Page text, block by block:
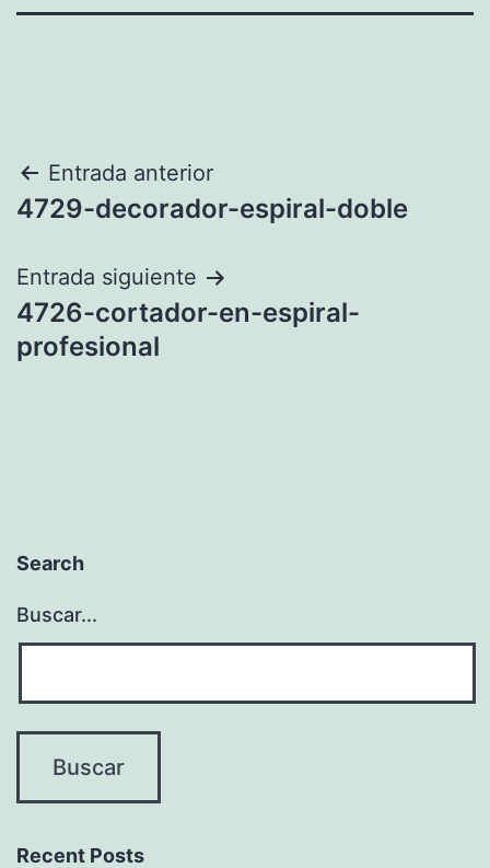
Navegación
de
entradas
Entrada anterior
4729-decorador-espiral-doble
Entrada siguiente
4726-cortador-en-espiral-
profesional
Search
Buscar...
Recent Posts